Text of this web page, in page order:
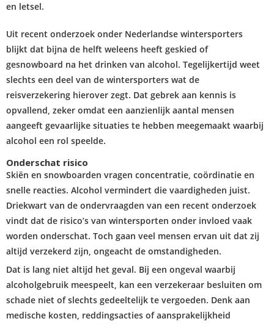
en letsel.
Uit recent onderzoek onder Nederlandse wintersporters
blijkt dat bijna de helft weleens heeft geskied of
gesnowboard na het drinken van alcohol. Tegelijkertijd weet
slechts een deel van de wintersporters wat de
reisverzekering hierover zegt. Dat gebrek aan kennis is
opvallend, zeker omdat een aanzienlijk aantal mensen
aangeeft gevaarlijke situaties te hebben meegemaakt waarbij
alcohol een rol speelde.
Onderschat risico
Skiën en snowboarden vragen concentratie, coördinatie en
snelle reacties. Alcohol vermindert die vaardigheden juist.
Driekwart van de ondervraagden van een recent onderzoek
vindt dat de risico’s van wintersporten onder invloed vaak
worden onderschat. Toch gaan veel mensen ervan uit dat zij
altijd verzekerd zijn, ongeacht de omstandigheden.
Dat is lang niet altijd het geval. Bij een ongeval waarbij
alcoholgebruik meespeelt, kan een verzekeraar besluiten om
schade niet of slechts gedeeltelijk te vergoeden. Denk aan
medische kosten, reddingsacties of aansprakelijkheid